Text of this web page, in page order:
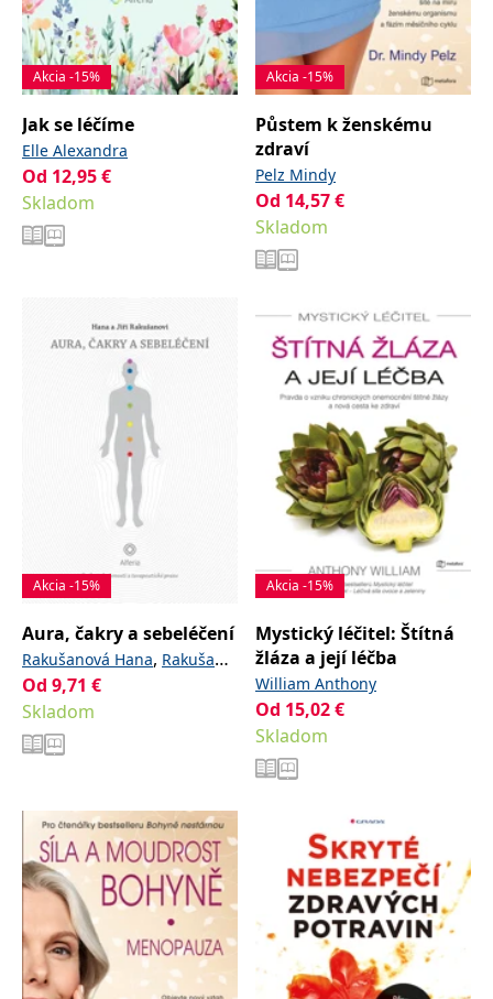
Akcia -15%
Jak se léčíme
Elle Alexandra
Od 12,95€
Skladom
Akcia -15%
Půstem k ženskému
zdraví
Pelz Mindy
Od 14,57€
Skladom
Akcia -15%
Aura, čakry a sebeléčení
Rakušanová Hana, Rakušan
Jiří
Od 9,71 €
Skladom
Akcia -15%
Mystický léčitel: Štítná
žláza a její léčba
William Anthony
Od 15,02€
Skladom